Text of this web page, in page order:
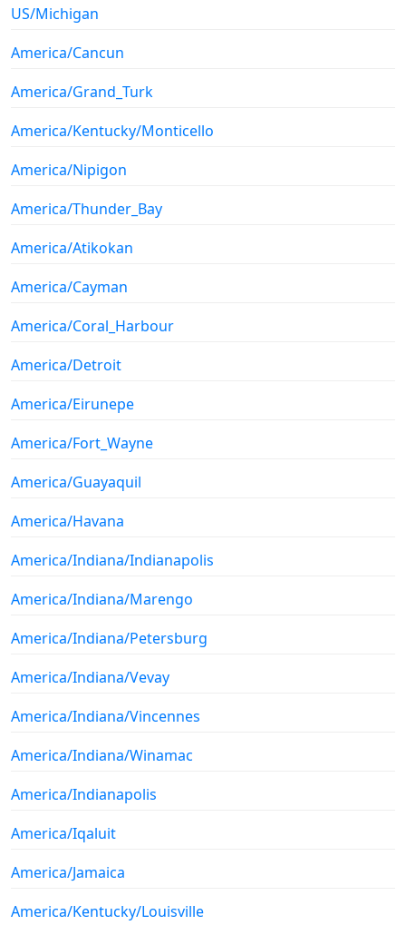
US/Michigan
America/Cancun
America/Grand_Turk
America/Kentucky/Monticello
America/Nipigon
America/Thunder_Bay
America/Atikokan
America/Cayman
America/Coral_Harbour
America/Detroit
America/Eirunepe
America/Fort_Wayne
America/Guayaquil
America/Havana
America/Indiana/Indianapolis
America/Indiana/Marengo
America/Indiana/Petersburg
America/Indiana/Vevay
America/Indiana/Vincennes
America/Indiana/Winamac
America/Indianapolis
America/Iqaluit
America/Jamaica
America/Kentucky/Louisville